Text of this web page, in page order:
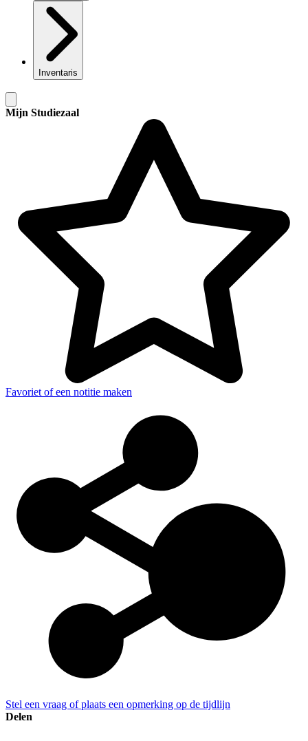
Inventaris
Mijn Studiezaal
Favoriet of een notitie maken
Stel een vraag of plaats een opmerking op de tijdlijn
Delen